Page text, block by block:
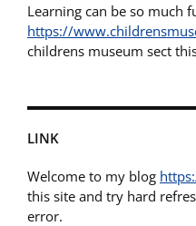
Learning can be so much
https://
childrens museum sect
LINK
Welcome to my blog
this site and try hard
error.